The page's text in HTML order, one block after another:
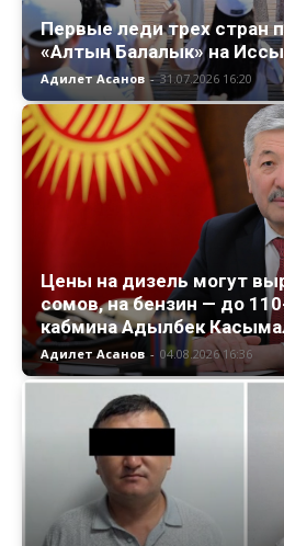
Первые леди трех стран
«Алтын Балалык» на
Адилет Асанов - 31.07.2026 16:20
Цены на дизель могут
сомов, на бензин — до
кабмина Адылбек
Адилет Асанов - 04.08.2026 16:36